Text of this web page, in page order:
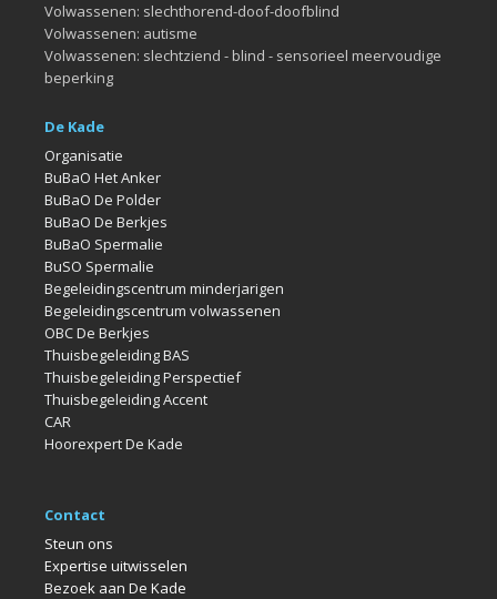
Volwassenen: slechthorend-doof-doofblind
Volwassenen: autisme
Volwassenen: slechtziend - blind - sensorieel meervoudige
beperking
De Kade
Organisatie
BuBaO Het Anker
BuBaO De Polder
BuBaO De Berkjes
BuBaO Spermalie
BuSO Spermalie
Begeleidingscentrum minderjarigen
Begeleidingscentrum volwassenen
OBC De Berkjes
Thuisbegeleiding BAS
Thuisbegeleiding Perspectief
Thuisbegeleiding Accent
CAR
Hoorexpert De Kade
Contact
Steun ons
Expertise uitwisselen
Bezoek aan De Kade